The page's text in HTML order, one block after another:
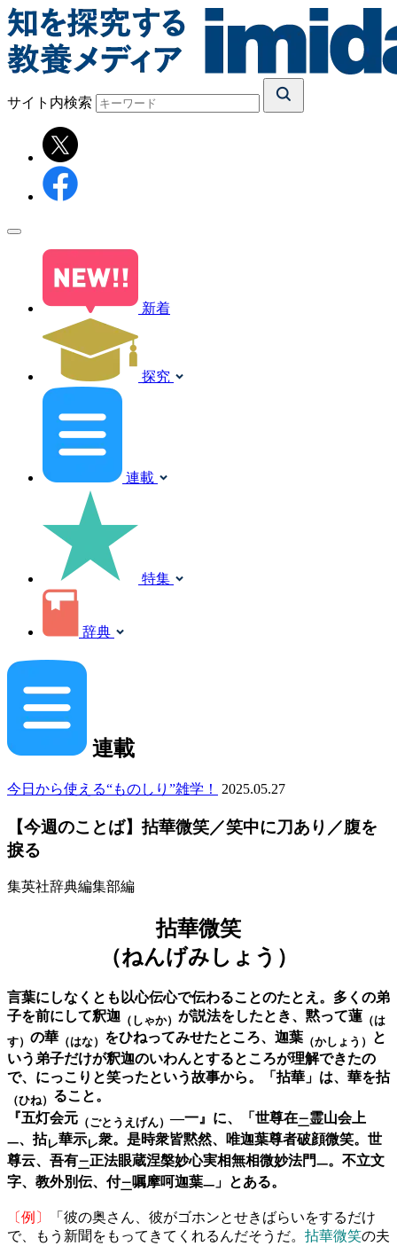
サイト内検索
新着
探究
連載
特集
辞典
連載
今日から使える“ものしり”雑学！ 2025.05.27
【今週のことば】拈華微笑／笑中に刀あり／腹を
捩る
集英社辞典編集部編
拈華微笑
（ねんげみしょう）
言葉にしなくとも以心伝心で伝わることのたとえ。多くの弟
子を前にして釈迦 （しゃか） が説法をしたとき、黙って蓮 （は
す） の華 （はな） をひねってみせたところ、迦葉 （かしょう）
と
いう弟子だけが釈迦のいわんとするところが理解できたの
で、にっこりと笑ったという故事から。「拈華」は、華を拈
（ひね） ること。
『五灯会元 （ごとうえげん）―一』に、「世尊在二霊山会上
一、拈レ華示レ衆。是時衆皆黙然、唯迦葉尊者破顔微笑。世
尊云、吾有二正法眼蔵涅槃妙心実相無相微妙法門一。不立文
字、教外別伝、付二嘱摩呵迦葉一 」とある。
〔例〕
「彼の奥さん、彼がゴホンとせきばらいをするだけ
で、もう新聞をもってきてくれるんだそうだ。 拈華微笑の夫